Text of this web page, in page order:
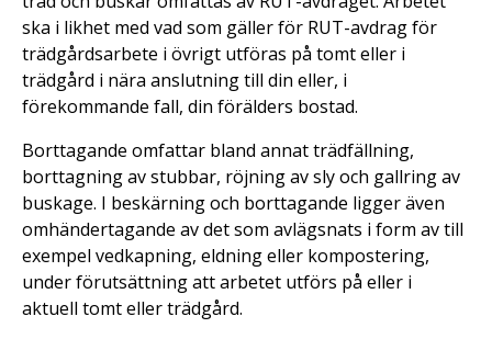
ska i likhet med vad som gäller för RUT-avdrag för
trädgårdsarbete i övrigt utföras på tomt eller i
trädgård i nära anslutning till din eller, i
förekommande fall, din förälders bostad.
Borttagande omfattar bland annat trädfällning,
borttagning av stubbar, röjning av sly och gallring av
buskage. I beskärning och borttagande ligger även
omhändertagande av det som avlägsnats i form av till
exempel vedkapning, eldning eller kompostering,
under förutsättning att arbetet utförs på eller i
aktuell tomt eller trädgård.